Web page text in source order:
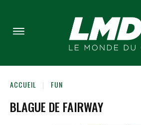
ACCUEIL FUN
BLAGUE DE FAIRWAY